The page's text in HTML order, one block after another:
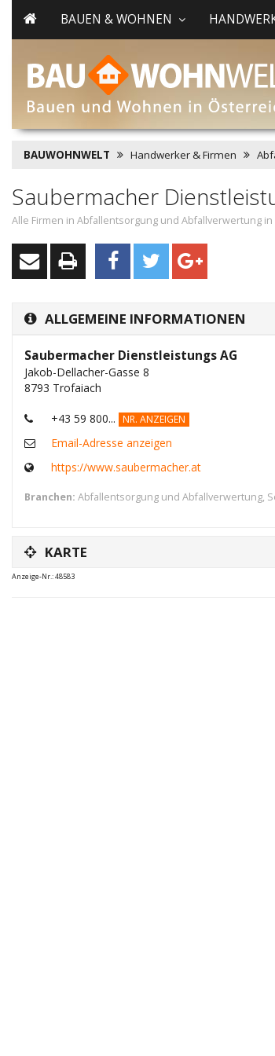
BAUEN & WOHNEN
BAUWOHNWELT Handwerker & Firmen
Saubermacher
Alle Firmen in Abfallentsorgung und Abfallverwertung in
ALLGEMEINE INFORMATIONEN
Saubermacher Dienstleistungs AG
Jakob-Dellacher-Gasse 8
8793 Trofaiach
+43 59 800... NR. ANZEIGEN
Email-Adresse anzeigen
https://www.saubermacher.at
Branchen: Abfallentsorgung und Abfallverwertung,
KARTE
Anzeige-Nr.: 48583